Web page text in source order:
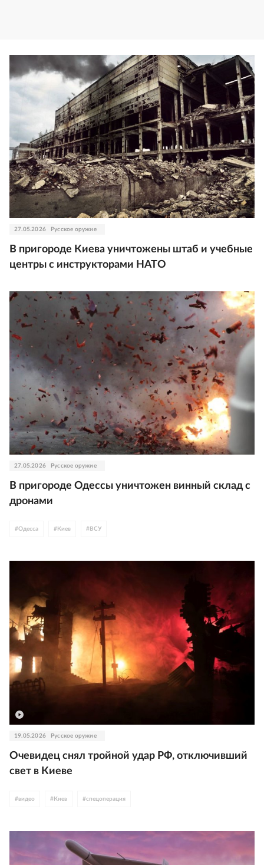
27.05.2026 Русское оружие
В пригороде Киева уничтожены штаб и учебные
центры с инструкторами НАТО
27.05.2026 Русское оружие
В пригороде Одессы уничтожен винный склад с
дронами
#Одесса # Киев # ВСУ
19.05.2026 Русское оружие
Очевидец снял тройной удар РФ, отключивший
свет в Киеве
#видео # Киев #спецоперация